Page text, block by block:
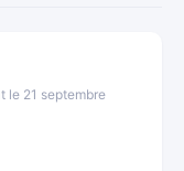
le 21 septembre